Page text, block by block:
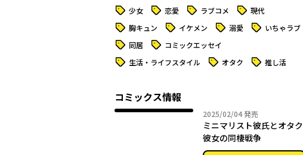
タグ 少女 タグ 恋愛 タグ ラブコメ タグ 現代
タグ 胸キュン タグ イケメン タグ 溺愛 タグ いちゃラブ
タグ 同居 タグ コミックエッセイ
タグ 生活・ライフスタイル タグ オタク タグ 推し活
コミックス情報
2025/02/042025年02月04日
発売
ミニマリスト彼氏とオタク
彼女の同棲戦争